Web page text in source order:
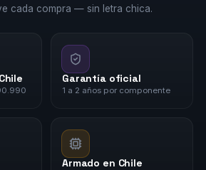
cada compra — sin letra chica.
Garantía oficial
1 a 2 años por componente
Armado en Chile